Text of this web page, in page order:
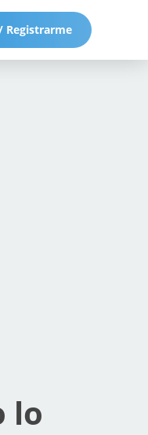
Registrarme
lo